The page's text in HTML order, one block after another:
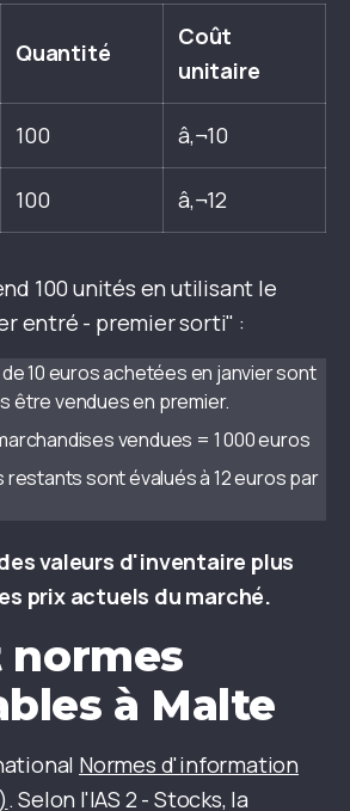
Quantité
Coût
unitaire
100 â‚¬10
100 â‚¬12
100 unités en utilisant le
entré - premier sorti" :
10 euros achetées en janvier sont
être vendues en premier.
vendues = 1 000 euros
restants sont évalués à 12 euros par
valeurs d'inventaire plus
prix actuels du marché.
normes
à Malte
Normes d'information
. Selon l'IAS 2 - Stocks, la